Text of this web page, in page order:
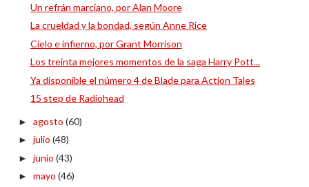
Un refrán marciano, por Alan Moore
La crueldad y la bondad, según Anne Rice
Cielo e infierno, por Grant Morrison
Los treinta mejores momentos de la saga Harry Pott...
Ya disponible el número 4 de Blade para Action Tales
15 step de Radiohead
► agosto (60)
► julio (48)
► junio (43)
► mayo (46)